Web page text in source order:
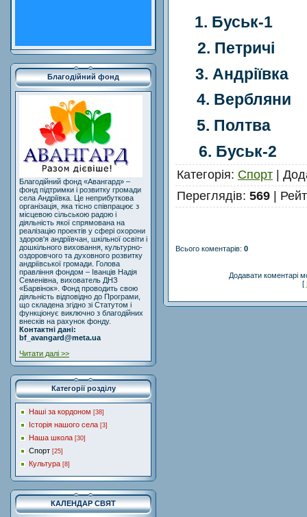
Благодійний фонд
Благодійний фонд «Авангард» –
фонд підтримки і розвитку громади
села Андріївка. Це неприбуткова
організація, яка тісно співпрацює з
місцевою сільською радою і
діяльність якої спрямована на
реалізацію проектів у сфері охорони
здоров'я андріївчан, шкільної освіти і
дошкільного виховання, культурно-
оздоровчого та духовного розвитку
андріївської громади. Голова
правління фондом – Іванців Надія
Семенівна, вихователь ДНЗ
«Барвінок». Фонд проводить свою
діяльність відповідно до Програми,
що складена згідно зі Статутом і
функціонує виключно з благодійних
внесків на рахунок фонду.
Контактні дані:
bf_avangard@meta.ua
Читати далі >>
Категорії розділу
Наші за кордоном [38]
Історія нашого села [3]
Наша школа [30]
Спорт [25]
Культура [8]
КАЛЕНДАР СВЯТ
1. Буськ-1
2. Петричі
3. Андріївка
4. Вербляни
5. Полтва
6. Буськ-2
Категорія: Спорт |
Переглядів: 569 |
Всього коментарів: 0
Додавати коментарі
[